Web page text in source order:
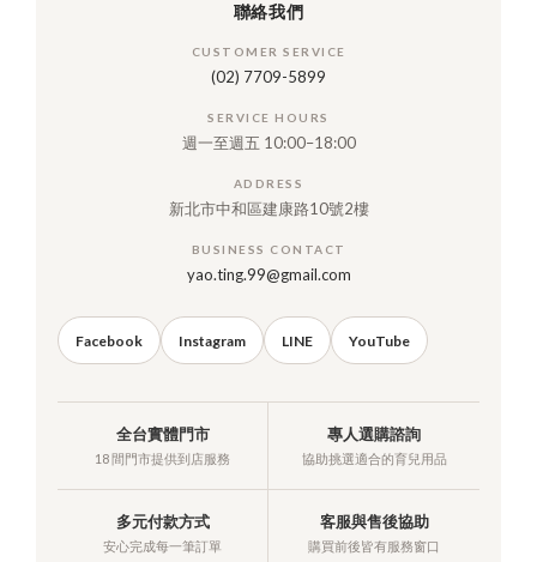
聯絡我們
CUSTOMER SERVICE
(02) 7709-5899
SERVICE HOURS
週一至週五 10:00–18:00
ADDRESS
新北市中和區建康路10號2樓
BUSINESS CONTACT
yao.ting.99@gmail.com
Facebook Instagram LINE YouTube
全台實體門市
18 間門市提供到店服務
專人選購諮詢
協助挑選適合的育兒用品
多元付款方式
安心完成每一筆訂單
客服與售後協助
購買前後皆有服務窗口